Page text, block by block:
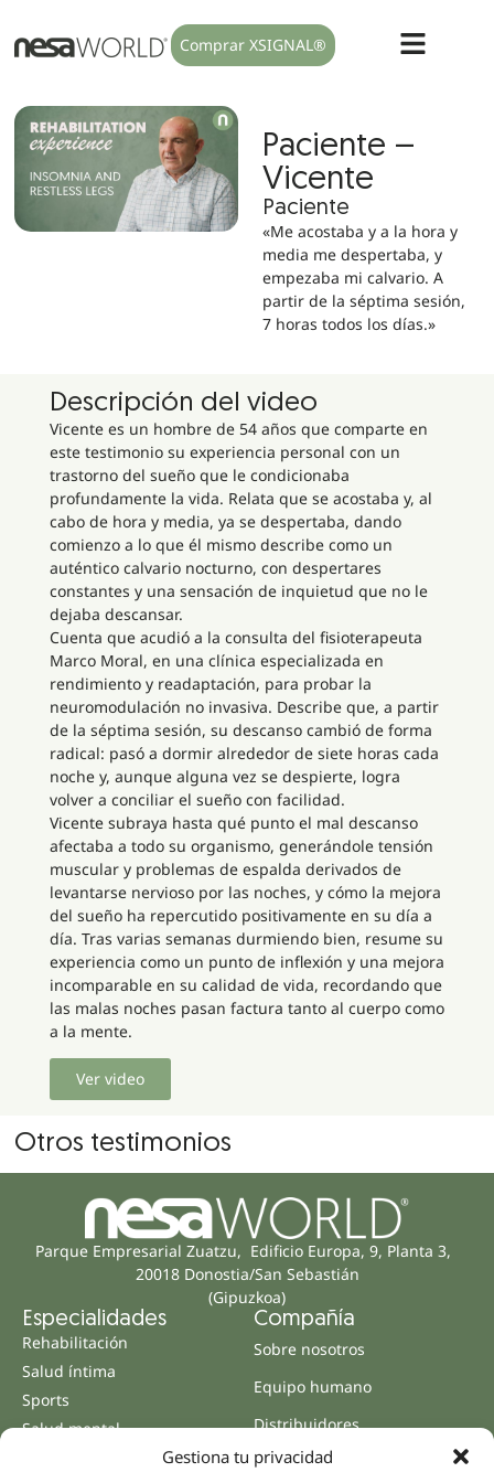
Gestiona tu privacidad
Comprar XSIGNAL®
Paciente –
Vicente
Paciente
«Me acostaba y a la hora y
media me despertaba, y
empezaba mi calvario. A
partir de la séptima sesión,
7 horas todos los días.»
Descripción del video
Vicente es un hombre de 54 años que comparte en
este testimonio su experiencia personal con un
trastorno del sueño que le condicionaba
profundamente la vida. Relata que se acostaba y, al
cabo de hora y media, ya se despertaba, dando
comienzo a lo que él mismo describe como un
auténtico calvario nocturno, con despertares
constantes y una sensación de inquietud que no le
dejaba descansar.
Cuenta que acudió a la consulta del fisioterapeuta
Marco Moral, en una clínica especializada en
rendimiento y readaptación, para probar la
neuromodulación no invasiva. Describe que, a partir
de la séptima sesión, su descanso cambió de forma
radical: pasó a dormir alrededor de siete horas cada
noche y, aunque alguna vez se despierte, logra
volver a conciliar el sueño con facilidad.
Vicente subraya hasta qué punto el mal descanso
afectaba a todo su organismo, generándole tensión
muscular y problemas de espalda derivados de
levantarse nervioso por las noches, y cómo la mejora
del sueño ha repercutido positivamente en su día a
día. Tras varias semanas durmiendo bien, resume su
experiencia como un punto de inflexión y una mejora
incomparable en su calidad de vida, recordando que
las malas noches pasan factura tanto al cuerpo como
a la mente.
Ver video
Otros testimonios
Parque Empresarial Zuatzu, Edificio Europa, 9, Planta 3,
20018 Donostia/San Sebastián
(Gipuzkoa)
Especialidades
Rehabilitación
Salud íntima
Sports
Salud mental
Compañía
Sobre nosotros
Equipo humano
Distribuidores
Partnerships